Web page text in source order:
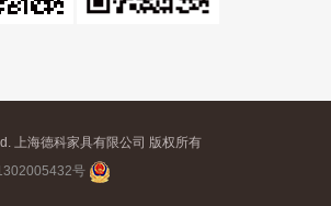
上海德科家具有限公司 版权所有
号